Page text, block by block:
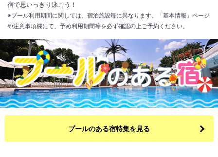
宿で思いっきり泳ごう！
※プール利用期間に関しては、宿泊施設毎に異なります。「基本情報」ページ
や注意事項欄にて、予め利用期間等を必ず確認の上ご予約ください。
プールのある宿特集を見る